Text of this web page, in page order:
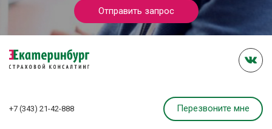
Отправить запрос
+7 (343) 21-42-888 Перезвоните мне